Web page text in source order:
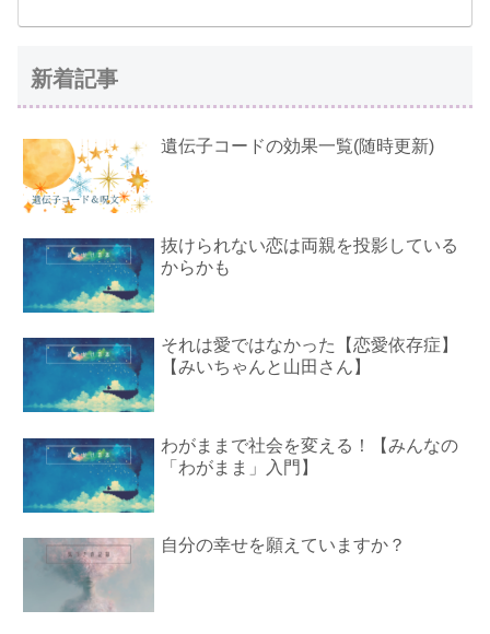
新着記事
遺伝子コードの効果一覧(随時更新)
抜けられない恋は両親を投影している
からかも
それは愛ではなかった【恋愛依存症】
【みいちゃんと山田さん】
わがままで社会を変える！【みんなの
「わがまま」入門】
自分の幸せを願えていますか？